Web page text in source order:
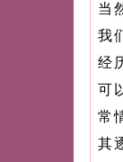
当
我
经
可
常
其